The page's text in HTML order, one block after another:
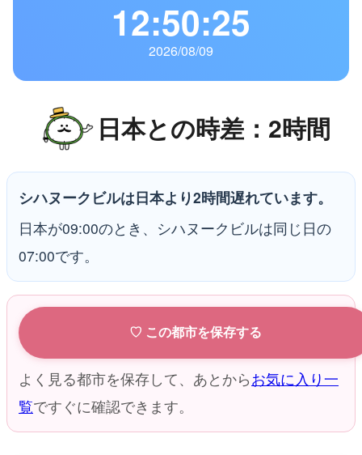
12:50:26
2026/08/09
日本との時差：2時間
シハヌークビルは日本より2時間遅れています。
日本が09:00のとき、シハヌークビルは同じ日の
07:00です。
♡ この都市を保存する
よく見る都市を保存して、あとからお気に入り一
覧ですぐに確認できます。